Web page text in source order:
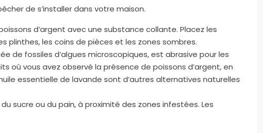
de s’installer dans votre maison.
d’argent avec une substance collante. Placez les
plinthes, les coins de pièces et les zones sombres.
de fossiles d’algues microscopiques, est abrasive pour les
où vous avez observé la présence de poissons d’argent, en
essentielle de lavande sont d’autres alternatives naturelles
sucre ou du pain, à proximité des zones infestées. Les